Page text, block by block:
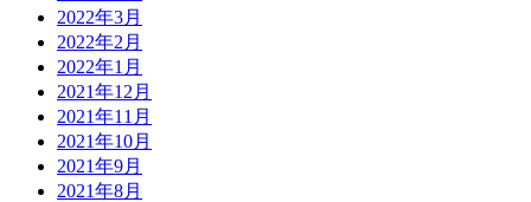
2022年3月
2022年2月
2022年1月
2021年12月
2021年11月
2021年10月
2021年9月
2021年8月